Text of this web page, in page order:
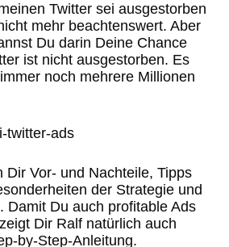
Twitter sei ausgestorben
mehr beachtenswert. Aber
Du darin Deine Chance
ist nicht ausgestorben. Es
noch mehrere Millionen
Dir Vor- und Nachteile, Tipps
der Strategie und
Damit Du auch profitable Ads
Dir Ralf natürlich auch
by-Step-Anleitung.